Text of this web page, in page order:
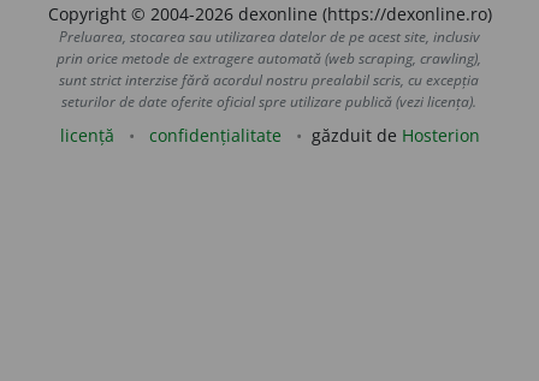
Copyright © 2004-2026 dexonline (https://dexonline.ro)
Preluarea, stocarea sau utilizarea datelor de pe acest site, inclusiv
prin orice metode de extragere automată (web scraping, crawling),
sunt strict interzise fără acordul nostru prealabil scris, cu excepția
seturilor de date oferite oficial spre utilizare publică (vezi licența).
licență confidențialitate găzduit de Hosterion